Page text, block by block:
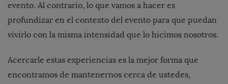
evento. Al contrario, lo que vamos a hacer es
profundizar en el contexto del evento para que puedan
vivirlo con la misma intensidad que lo hicimos nosotros.
Acercarle estas experiencias es la mejor forma que
encontramos de mantenernos cerca de ustedes,